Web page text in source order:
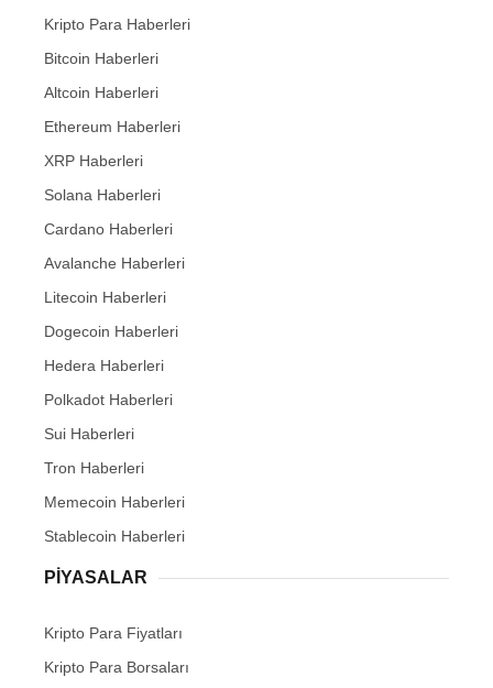
Kripto Para Haberleri
Bitcoin Haberleri
Altcoin Haberleri
Ethereum Haberleri
XRP Haberleri
Solana Haberleri
Cardano Haberleri
Avalanche Haberleri
Litecoin Haberleri
Dogecoin Haberleri
Hedera Haberleri
Polkadot Haberleri
Sui Haberleri
Tron Haberleri
Memecoin Haberleri
Stablecoin Haberleri
PIYASALAR
Kripto Para Fiyatları
Kripto Para Borsaları